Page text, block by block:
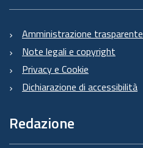
Amministrazione trasparente
Note legali e copyright
Privacy e Cookie
Dichiarazione di accessibilità
Redazione